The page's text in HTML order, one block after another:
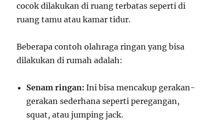
cocok dilakukan di ruang terbatas seperti di
ruang tamu atau kamar tidur.
Beberapa contoh olahraga ringan yang bisa
dilakukan di rumah adalah:
Senam ringan: Ini bisa mencakup gerakan-
gerakan sederhana seperti peregangan,
squat, atau jumping jack.